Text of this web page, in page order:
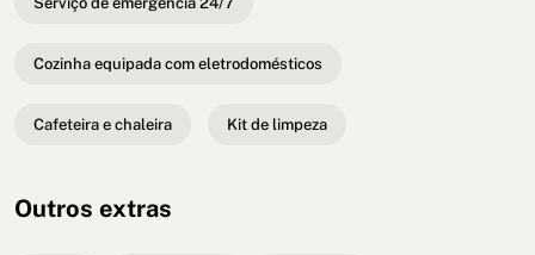
Cozinha equipada com eletrodomésticos
Cafeteira e chaleira Kit de limpeza
Outros extras